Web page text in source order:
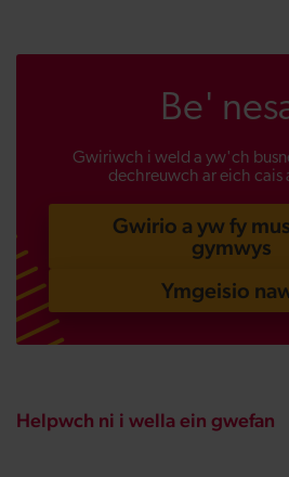
Be'
Gwiriwch i weld a yw'ch
dechreuwch ar eich cais
Gwirio a yw fy
gymwys
Ymgeisio
Helpwch ni i wella ein gwefan